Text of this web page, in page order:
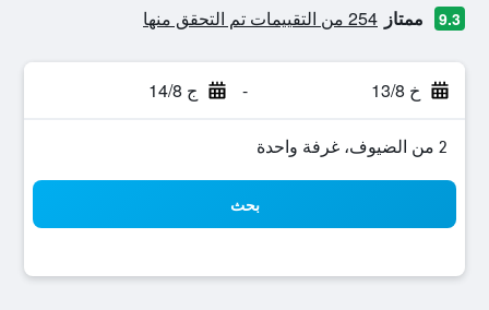
9.3 ممتاز 254 من التقييمات تم التحقق منها
خ 13/8 - ج 14/8
2 من الضيوف، غرفة واحدة
بحث